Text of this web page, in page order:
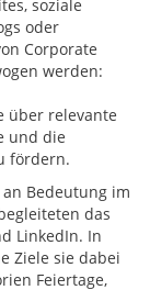
soziale
oder
Corporate
werden:
über relevante
und die
fördern.
Bedeutung im
das
LinkedIn. In
Ziele sie dabei
Feiertage,